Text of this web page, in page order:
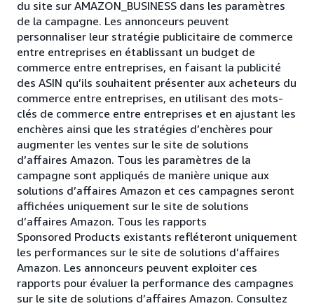
du site sur AMAZON_BUSINESS dans les paramètres
de la campagne. Les annonceurs peuvent
personnaliser leur stratégie publicitaire de commerce
entre entreprises en établissant un budget de
commerce entre entreprises, en faisant la publicité
des ASIN qu’ils souhaitent présenter aux acheteurs du
commerce entre entreprises, en utilisant des mots-
clés de commerce entre entreprises et en ajustant les
enchères ainsi que les stratégies d’enchères pour
augmenter les ventes sur le site de solutions
d’affaires Amazon. Tous les paramètres de la
campagne sont appliqués de manière unique aux
solutions d’affaires Amazon et ces campagnes seront
affichées uniquement sur le site de solutions
d’affaires Amazon. Tous les rapports
Sponsored Products existants refléteront uniquement
les performances sur le site de solutions d’affaires
Amazon. Les annonceurs peuvent exploiter ces
rapports pour évaluer la performance des campagnes
sur le site de solutions d’affaires Amazon. Consultez